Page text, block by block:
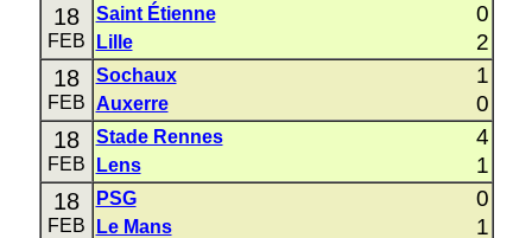
18
FEB
Saint Étienne 0
Lille 2
18
FEB
Sochaux 1
Auxerre 0
18
FEB
Stade Rennes 4
Lens 1
18
FEB
PSG 0
Le Mans 1